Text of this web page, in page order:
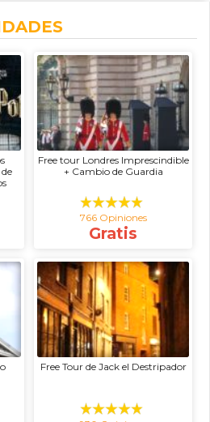
Free tour Londres Imprescindible
+ Cambio de Guardia
766 Opiniones
Gratis
Free Tour de Jack el Destripador